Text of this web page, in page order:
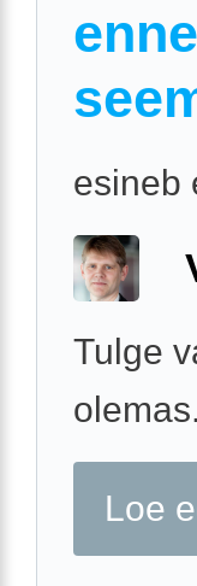
esineb
Tulge
olemas.
Loe